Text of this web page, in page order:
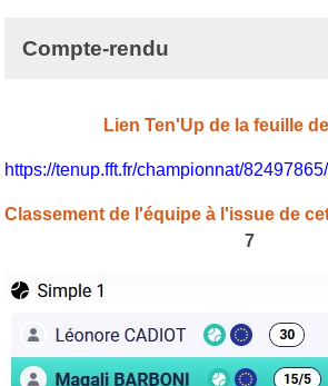
Compte-rendu
Lien Ten'Up de la feuille
https://tenup.fft.fr/championnat/
Classement de l'équipe à l'issue de
7